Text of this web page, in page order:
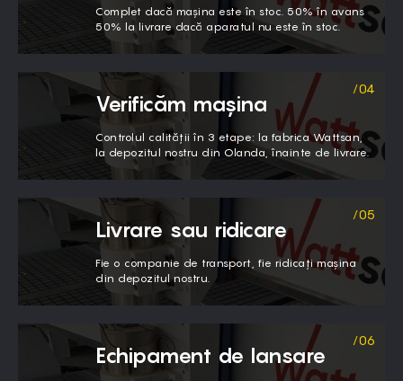
Complet dacă mașina este în stoc. 50% în avans
50% la livrare dacă aparatul nu este în stoc.
Verificăm mașina
Controlul calității în 3 etape: la fabrica Wattsan,
la depozitul nostru din Olanda, înainte de livrare.
Livrare sau ridicare
Fie o companie de transport, fie ridicați mașina
din depozitul nostru.
Echipament de lansare